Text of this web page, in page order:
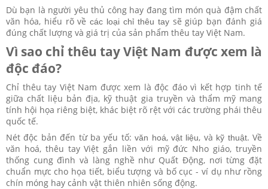
Dù bạn là người yêu thủ công hay đang tìm món quà đậm chất
văn hóa, hiểu rõ vềcác loại chỉ thêu taysẽ giúp bạn đánh giá
đúng chất lượng và giá trị của sản phẩm thêu tay Việt Nam.
Vì sao chỉ thêu tay Việt Nam được xem là
độc đáo?
Chỉ thêu tay Việt Nam được xem là độc đáo vì kết hợp tinh tế
giữa chất liệu bản địa, kỹ thuật gia truyền và thẩm mỹ mang
tính hội họa riêng biệt, khác biệt rõ rệt với các trường phái thêu
quốc tế.
Nét độc bản đến từ ba yếu tố:văn hoá,vật liệu, và kỹ thuật. Về
văn hoá, thêu tay Việt gắn liền với mỹ đức Nho giáo, truyền
thống cung đình và làng nghề như Quất Động, nơi từng đặt
chuẩn mực cho họa tiết, biểu tượng và bố cục - ví dụ như rồng
chín móng hay cảnh vật thiên nhiên sống động.